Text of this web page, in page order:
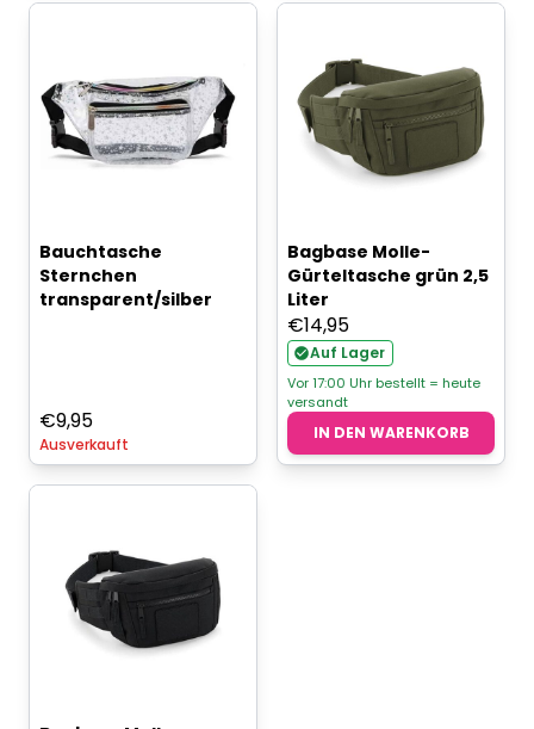
Bauchtasche
Sternchen
transparent/silber
€9,95
Ausverkauft
Bagbase Molle-
Gürteltasche grün 2,5
Liter
€14,95
Auf Lager
Vor 17:00 Uhr bestellt = heute
versandt
IN DEN WARENKORB